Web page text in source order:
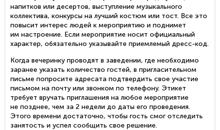
напитков или десертов, выступление музыкального
коллектива, конкурсы на лучший костюм или тост. Все это
повысит интерес людей к мероприятию и поднимет
им настроение. Если мероприятие носит официальный
характер, обязательно указывайте приемлемый дресс-код.
Когда вечеринку проводят в заведении, где необходимо
заранее указать количество гостей, в пригласительном
письме попросите адресата подтвердить свое участие
письмом на почту или звонком по телефону. Этикет
требует вручать приглашения на любое мероприятие
не позднее, чем за 2 недели до даты его проведения.
Этого времени достаточно, чтобы гость смог отследить
занятость и успел сообщить свое решение.